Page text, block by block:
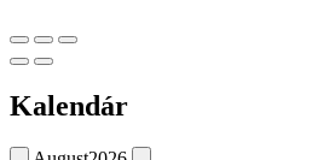
Kalendár